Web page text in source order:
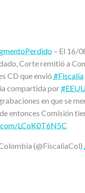
– El 16/
Corte remitió a
CD que envió #Fiscalía
compartida por
en que se
entonces Comisión
LCoK0T6N5C
(@FiscaliaCol)